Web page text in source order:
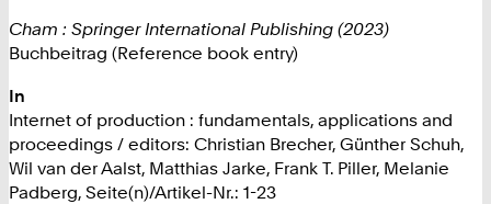
Cham : Springer International Publishing (2023)
Buchbeitrag (Reference book entry)
In
Internet of production : fundamentals, applications and
proceedings / editors: Christian Brecher, Günther Schuh,
Wil van der Aalst, Matthias Jarke, Frank T. Piller, Melanie
Padberg, Seite(n)/Artikel-Nr.: 1-23